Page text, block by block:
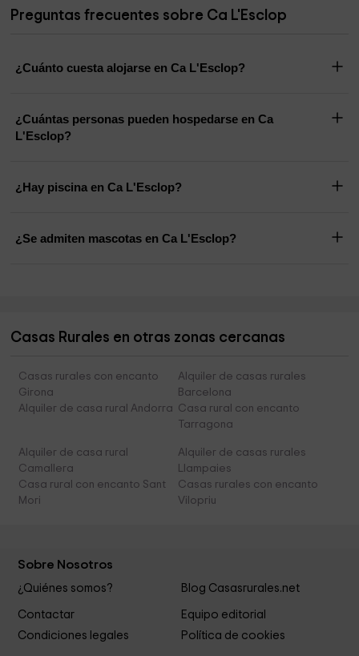
Preguntas frecuentes sobre Ca L'Esclop
¿Cuánto cuesta alojarse en Ca L'Esclop?
¿Cuántas personas pueden hospedarse en Ca
L'Esclop?
¿Hay piscina en Ca L'Esclop?
¿Se admiten mascotas en Ca L'Esclop?
Casas Rurales en otras zonas cercanas
Casas rurales con encanto
Girona
Alquiler de casas rurales
Barcelona
Alquiler de casa rural Andorra Casa rural con encanto
Tarragona
Alquiler de casa rural
Camallera
Alquiler de casas rurales
Llampaies
Casa rural con encanto Sant
Mori
Casas rurales con encanto
Vilopriu
Sobre Nosotros
¿Quiénes somos? Blog Casasrurales.net
Contactar
Equipo editorial
Condiciones legales
Política de cookies